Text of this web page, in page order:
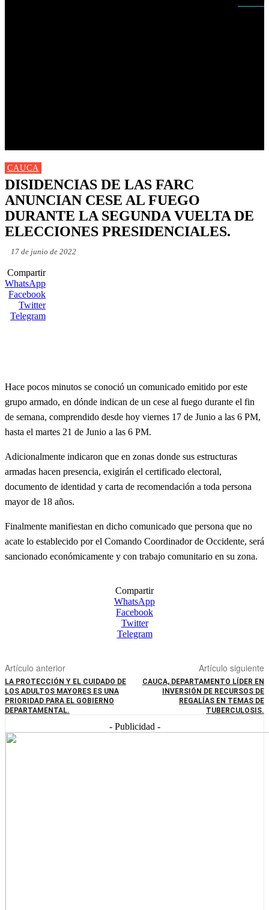
CAUCA
DISIDENCIAS DE LAS FARC
ANUNCIAN CESE AL FUEGO
DURANTE LA SEGUNDA VUELTA DE
ELECCIONES PRESIDENCIALES.
17 de junio de 2022
Compartir
WhatsApp
Facebook
Twitter
Telegram
Hace pocos minutos se conoció un comunicado emitido por este
grupo armado, en dónde indican de un cese al fuego durante el fin
de semana, comprendido desde hoy viernes 17 de Junio a las 6 PM,
hasta el martes 21 de Junio a las 6 PM.
Adicionalmente indicaron que en zonas donde sus estructuras
armadas hacen presencia, exigirán el certificado electoral,
documento de identidad y carta de recomendación a toda persona
mayor de 18 años.
Finalmente manifiestan en dicho comunicado que persona que no
acate lo establecido por el Comando Coordinador de Occidente, será
sancionado económicamente y con trabajo comunitario en su zona.
Compartir
WhatsApp
Facebook
Twitter
Telegram
Artículo anterior
LA PROTECCIÓN Y EL CUIDADO DE
LOS ADULTOS MAYORES ES UNA
PRIORIDAD PARA EL GOBIERNO
DEPARTAMENTAL.
Artículo siguiente
CAUCA, DEPARTAMENTO LÍDER EN
INVERSIÓN DE RECURSOS DE
REGALÍAS EN TEMAS DE
TUBERCULOSIS.
- Publicidad -